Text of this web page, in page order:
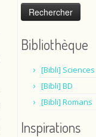
Bibliothèque
[Bibli]
[Bibli] BD
[Bibli] Romans
Inspirations